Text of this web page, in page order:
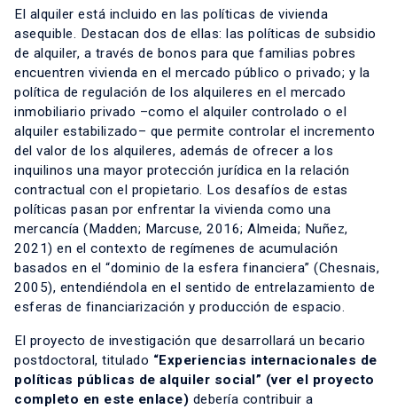
El alquiler está incluido en las políticas de vivienda
asequible. Destacan dos de ellas: las políticas de subsidio
de alquiler, a través de bonos para que familias pobres
encuentren vivienda en el mercado público o privado; y la
política de regulación de los alquileres en el mercado
inmobiliario privado –como el alquiler controlado o el
alquiler estabilizado– que permite controlar el incremento
del valor de los alquileres, además de ofrecer a los
inquilinos una mayor protección jurídica en la relación
contractual con el propietario. Los desafíos de estas
políticas pasan por enfrentar la vivienda como una
mercancía (Madden; Marcuse, 2016; Almeida; Nuñez,
2021) en el contexto de regímenes de acumulación
basados ​​en el “dominio de la esfera financiera” (Chesnais,
2005), entendiéndola en el sentido de entrelazamiento de
esferas de financiarización y producción de espacio.
El proyecto de investigación que desarrollará un becario
postdoctoral, titulado “Experiencias internacionales de
políticas públicas de alquiler social” (ver el proyecto
completo en este enlace) debería contribuir a